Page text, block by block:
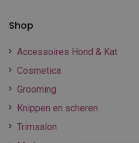
Shop
Accessoires Hond & Kat
Cosmetica
Grooming
Knippen en scheren
Trimsalon